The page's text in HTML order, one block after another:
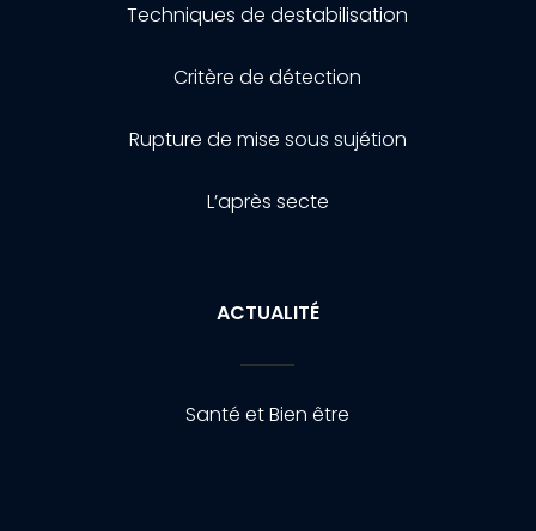
Techniques de destabilisation
Critère de détection
Rupture de mise sous sujétion
L’après secte
ACTUALITÉ
Santé et Bien être